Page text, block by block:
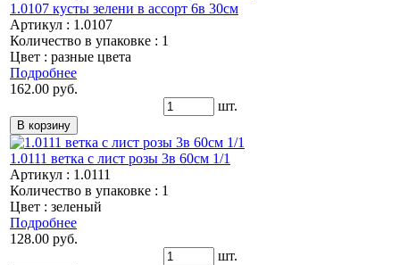
1.0107 кусты зелени в ассорт 6в 30см
Артикул : 1.0107
Количество в упаковке : 1
Цвет : разные цвета
Подробнее
162.00 руб.
шт.
1.0111 ветка с лист розы 3в 60см 1/1
Артикул : 1.0111
Количество в упаковке : 1
Цвет : зеленый
Подробнее
128.00 руб.
шт.